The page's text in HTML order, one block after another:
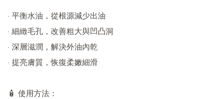
· 平衡水油，從根源減少出油
· 細緻毛孔，改善粗大與凹凸洞
· 深層滋潤，解決外油內乾
· 提亮膚質，恢復柔嫩細滑
🧴 使用方法：